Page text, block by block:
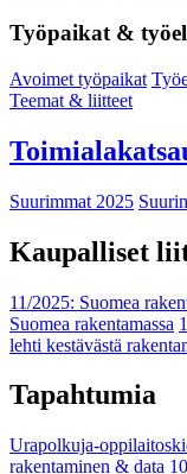
Työpaikat &
Avoimet työpaikat
Teemat & liitteet
Suurimmat 2025
Kaupalliset
11/2025: Suomea
Suomea rakentamassa
lehti kestävästä
Tapahtumia
Urapolkuja-
rakentaminen & data